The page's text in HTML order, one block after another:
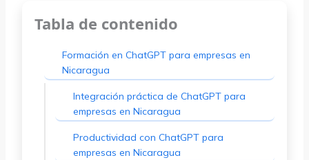
Tabla de contenido
Formación en ChatGPT para empresas en
Nicaragua
Integración práctica de ChatGPT para
empresas en Nicaragua
Productividad con ChatGPT para
empresas en Nicaragua